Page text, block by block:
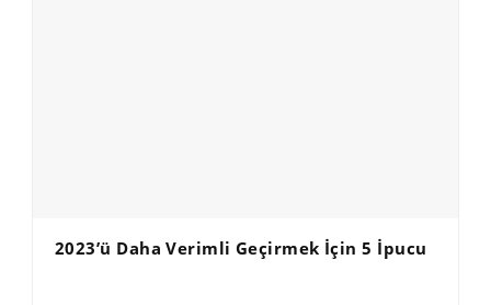
2023’ü Daha Verimli Geçirmek İçin 5 İpucu